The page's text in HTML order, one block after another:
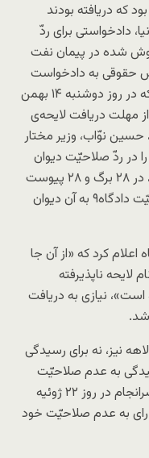
که دریافته بودند
دادخواستی برای ردّ
شده در پیمان نفت
حقوقی به دادخواست
بریتانیا نخواهند داشت! از این رو است که در روز دوشنبه ۱۴ بهمن
پیش از مهلت دریافت لایحه‌ی
حسین نوّاب، وزیر مختار
را در ردّ صلاحیّت دیوان
دادرسی برای رسیدگی به شکایت بریتانیا، در ۲۸ برگ و ۲۸ پیوست
زیر نام لایحه‌ی ناپذیرفته شناختن صلاحیّت دادگاه٩ به آن دیوان
کرد که «از آن جا
لایحه ناپذیرفته
نیازی به دریافت
نیز، نه برای رسیدگی
به عدم صلاحیّت
دادگاه در رسیدگی به این شکایت بود. سرانجام در روز ۲۲ ژوئیه
داوری لاهه رای به عدم صلاحیّت خود